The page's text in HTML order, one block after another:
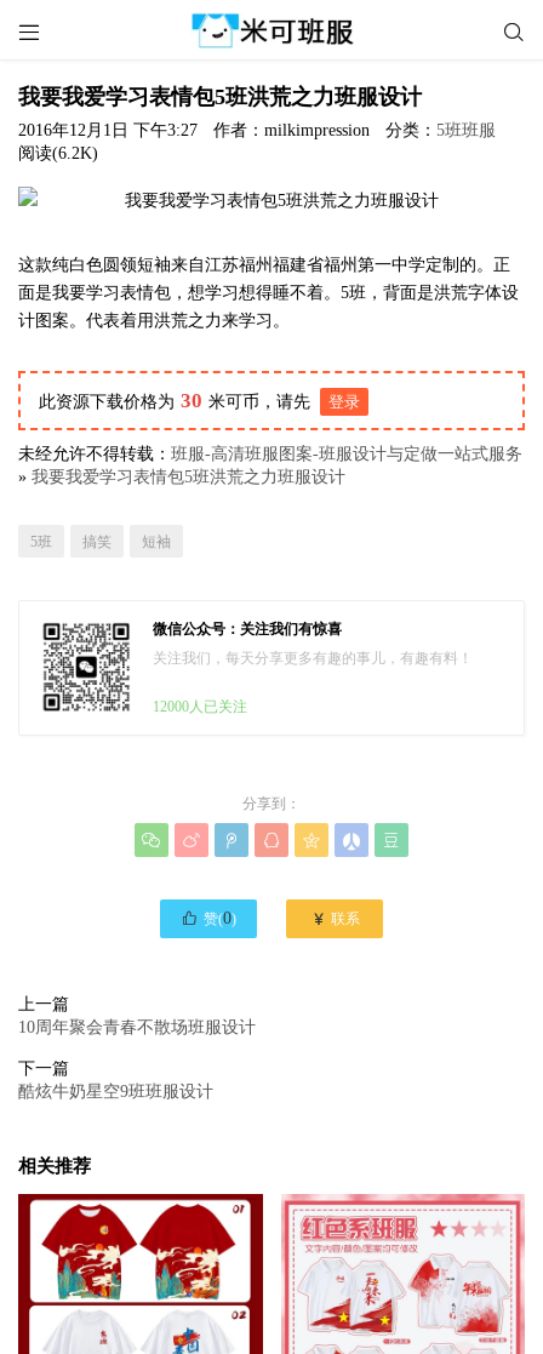
 
我要我爱学习表情包5班洪荒之力班服设计
2016年12月1日 下午3:27 作者：milkimpression 分类： 5班班服
阅读(6.2K)
这款纯白色圆领短袖来自江苏福州福建省福州第一中学定制的。正
面是我要学习表情包，想学习想得睡不着。5班，背面是洪荒字体设
计图案。代表着用洪荒之力来学习。
此资源下载价格为 30 米可币，请先 登录
未经允许不得转载： 班服-高清班服图案-班服设计与定做一站式服务
» 我要我爱学习表情包5班洪荒之力班服设计
5班 搞笑 短袖
微信公众号：关注我们有惊喜
关注我们，每天分享更多有趣的事儿，有趣有料！
12000人已关注
分享到：
      
 赞(0)  联系
上一篇
10周年聚会青春不散场班服设计
下一篇
酷炫牛奶星空9班班服设计
相关推荐